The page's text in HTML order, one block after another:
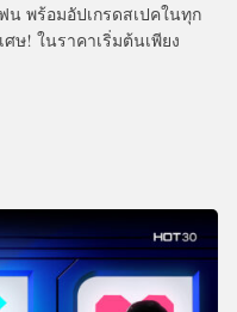
น พร้อมอัปเกรดสเปคในทุก
ษ! ในราคาเริ่มต้นเพียง